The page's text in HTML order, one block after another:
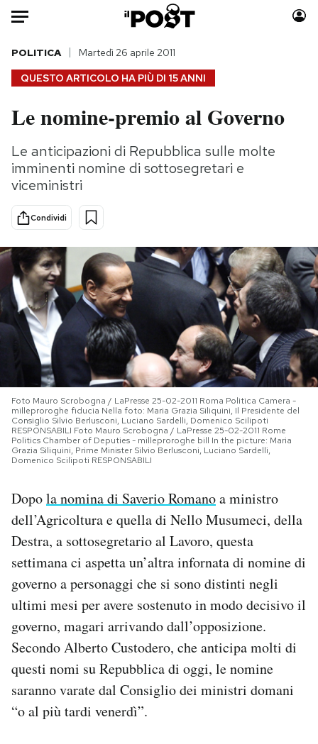
Auto
HOME
Italia
Politica
Tecnologia
Scienza
Economia
Sport
Moda
Consumismi
Storie/Idee
Altrecose
Mondiali calcio 2026
PODCAST
I MIEI PREFERITI
Area Personale
Newsletter
Notifiche mobile
Regala il Post
Hai bisogno di aiuto?
QUESTO ARTICOLO HA PIÙ DI 15 ANNI
POLITICA Martedì 26 aprile 2011
Le nomine-premio al Governo
Le anticipazioni di Repubblica sulle molte
imminenti nomine di sottosegretari e
viceministri
Condividi
Foto Mauro Scrobogna / LaPresse 25-02-2011 Roma Politica Camera -
milleproroghe fiducia Nella foto: Maria Grazia Siliquini, Il Presidente del
Consiglio Silvio Berlusconi, Luciano Sardelli, Domenico Scilipoti
RESPONSABILI Foto Mauro Scrobogna / LaPresse 25-02-2011 Rome
Politics Chamber of Deputies - milleproroghe bill In the picture: Maria
Grazia Siliquini, Prime Minister Silvio Berlusconi, Luciano Sardelli,
Domenico Scilipoti RESPONSABILI
Dopola nomina di Saverio Romanoa ministro
dell’Agricoltura e quella di Nello Musumeci, della
Destra, a sottosegretario al Lavoro, questa
settimana ci aspetta un’altra infornata di nomine di
governo a personaggi che si sono distinti negli
ultimi mesi per avere sostenuto in modo decisivo il
governo, magari arrivando dall’opposizione.
Secondo Alberto Custodero, che anticipa molti di
questi nomi su Repubblica di oggi, le nomine
saranno varate dal Consiglio dei ministri domani
“o al più tardi venerdì”.